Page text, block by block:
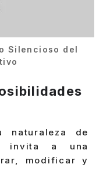
Silencioso del
naturaleza de
invita a una
modificar y